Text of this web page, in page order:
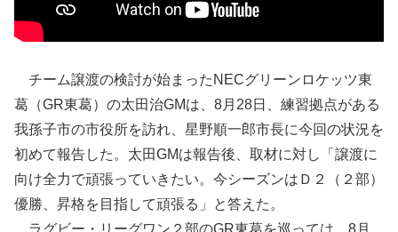
チーム譲渡の検討が始まったNECグリーンロケッツ東
葛（GR東葛）の太田治GMは、8月28日、練習拠点がある
我孫子市の市役所を訪れ、星野順一郎市長に今回の状況を
初めて報告した。太田GMは報告後、取材に対し「譲渡に
向け全力で頑張っていきたい。今シーズンはＤ２（２部）
優勝、昇格を目指して頑張る」と答えた。
ラグビー・リーグワン２部のGR東葛を巡っては、8月